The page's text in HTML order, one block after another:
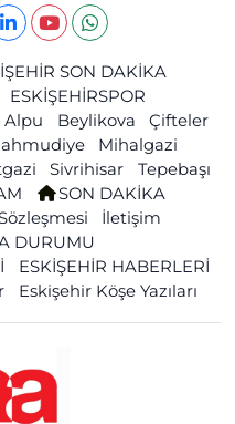
SON DAKİKA
ESKİŞEHİRSPOR
Alpu Beylikova
Çifteler
Mihalgazi
Sivrihisar
Tepebaşı
SON DAKİKA
İletişim
DURUMU
ESKİŞEHİR HABERLERİ
Eskişehir Köşe Yazıları